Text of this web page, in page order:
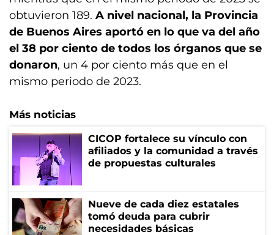
obtuvieron 189. A nivel nacional, la Provincia
de Buenos Aires aportó en lo que va del año
el 38 por ciento de todos los órganos que se
donaron, un 4 por ciento más que en el
mismo periodo de 2023.
Más noticias
CICOP fortalece su vínculo con
afiliados y la comunidad a través
de propuestas culturales
Nueve de cada diez estatales
tomó deuda para cubrir
necesidades básicas